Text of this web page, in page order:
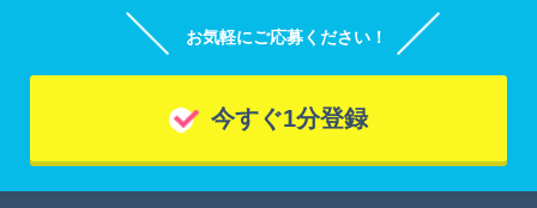
お気軽にご応募ください！
今すぐ1分登録